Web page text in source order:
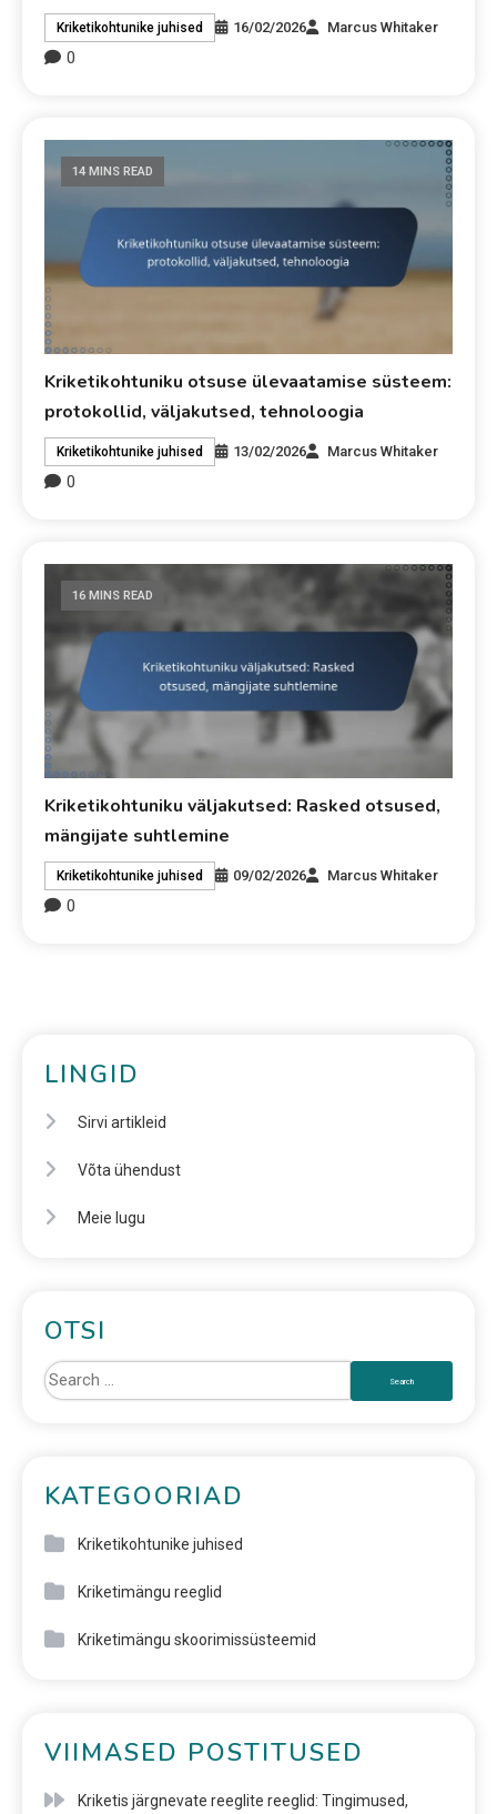
Kriketikohtunike juhised 16/02/2026 Marcus Whitaker
0
14 MINS READ
Kriketikohtuniku otsuse ülevaatamise süsteem:
protokollid, väljakutsed, tehnoloogia
Kriketikohtunike juhised 13/02/2026 Marcus Whitaker
0
16 MINS READ
Kriketikohtuniku väljakutsed: Rasked otsused,
mängijate suhtlemine
Kriketikohtunike juhised 09/02/2026 Marcus Whitaker
0
LINGID
Sirvi artikleid
Võta ühendust
Meie lugu
OTSI
KATEGOORIAD
Kriketikohtunike juhised
Kriketimängu reeglid
Kriketimängu skoorimissüsteemid
VIIMASED POSTITUSED
Kriketis järgnevate reeglite reeglid: Tingimused,